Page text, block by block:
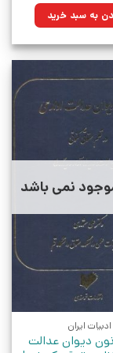
۲۰۰,۰۰۰تومان
بود.
به سبد خرید
موجود نمی باشد
ادبیات ایران
دیوان عدالت